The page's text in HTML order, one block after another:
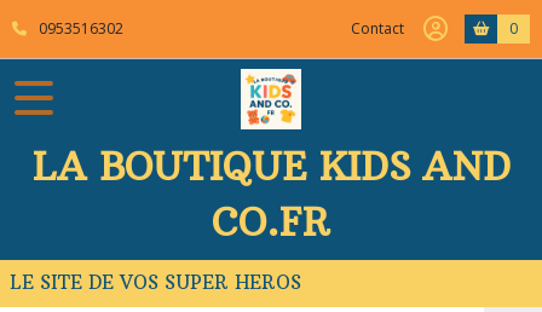
0953516302 Contact 0
LA BOUTIQUE KIDS AND
CO.FR
LE SITE DE VOS SUPER HEROS